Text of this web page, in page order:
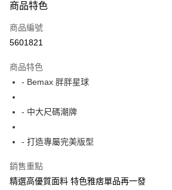
信用卡一次付款
超商取貨付款
Apple Pay
街口支付
AFTEE先享後付
相關說明
AFTEE先享後付是「在收到商品之後才付款」的
ATM付款
商品特色
商品編號
5601821
商品特色
- Bemax 胖胖星球
- 中大尺碼潮牌
- 打造專屬完美版型
銷售重點
精選高優質面料 特色雅痞單品再一發